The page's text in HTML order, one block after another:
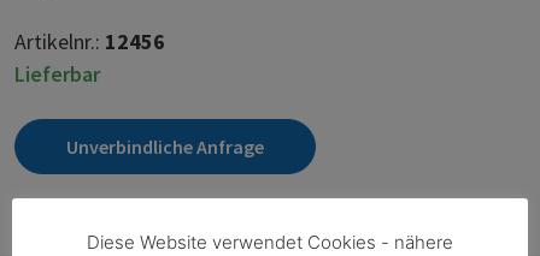
Artikelnr.: 12456
Lieferbar
Unverbindliche Anfrage
Diese Website verwendet Cookies - nähere